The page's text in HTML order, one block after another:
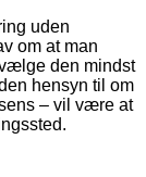
uden
om at man
den mindst
hensyn til om
– vil være at